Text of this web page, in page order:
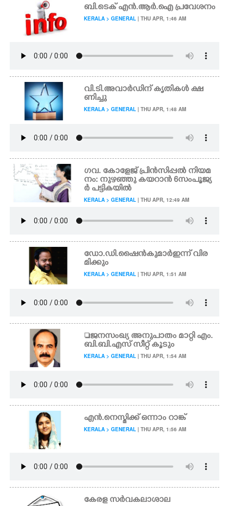
ബി.ടെക് എൻ.ആർ.ഐ പ്രവേശനം
KERALA > GENERAL | THU APR, 1:46 AM
വി.ടി.അവാർഡിന് കൃതികൾ ക്ഷ
ണിച്ചു
KERALA > GENERAL | THU APR, 1:48 AM
ഗവ. കോളേജ് പ്രിൻസിപ്പൽ നിയമ
നം: നുഴഞ്ഞു കയറാൻ 6സംപൂജ്യ
ർ പട്ടികയിൽ
KERALA > GENERAL | THU APR, 12:49 AM
ഡോ.ഡി.ഷൈൻകുമാർ ഇന്ന് വിര
മിക്കും
KERALA > GENERAL | THU APR, 1:51 AM
ജനസംഖ്യ അനുപാതം മാറ്റി എം.
ബി.ബി.എസ് സീറ്റ് കൂടും
KERALA > GENERAL | THU APR, 1:54 AM
എൻ.നെസ്മിക്ക് ഒന്നാം റാങ്ക്
KERALA > GENERAL | THU APR, 1:56 AM
കേരള സർവകലാശാല